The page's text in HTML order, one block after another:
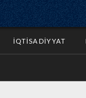
İQTISADIYYAT